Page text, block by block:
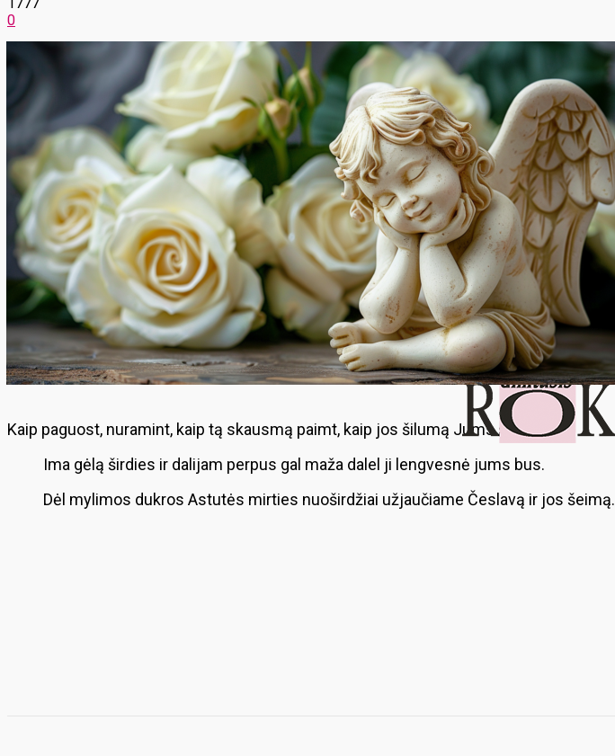
0
Kaip paguost, nuramint, kaip tą skausmą paimt, kaip jos šilumą Jums sugrąžint…
Ima gėlą širdies ir dalijam perpus gal maža dalel ji lengvesnė jums bus.
Dėl mylimos dukros Astutės mirties nuoširdžiai užjaučiame Česlavą ir jos šeimą.